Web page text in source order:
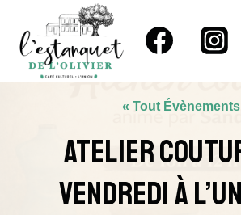
contenu
« Tout Évènements
Atelier
Vendredi À